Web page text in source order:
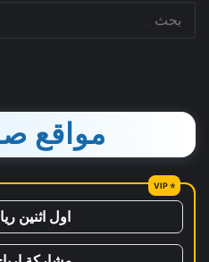
مواقع
اول اثنين